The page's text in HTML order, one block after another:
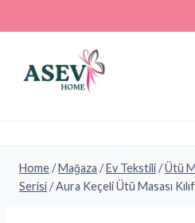
Home/Mağaza /Ev Tekstili/Ütü
Serisi/Aura Keçeli Ütü Masası